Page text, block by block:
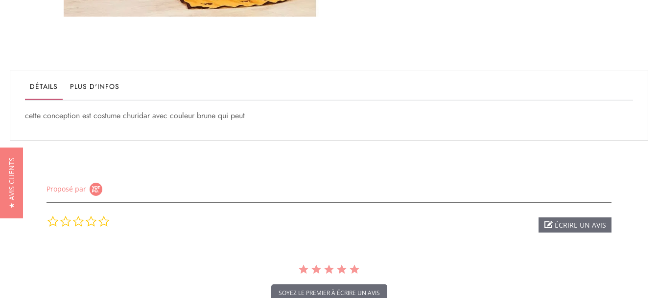
la
Galerie
d’images
DÉTAILS PLUS D'INFOS
cette conception est costume churidar avec couleur brune qui peut
Proposé par
ÉCRIRE UN AVIS
SOYEZ LE PREMIER À ÉCRIRE UN AVIS
★ AVIS CLIENTS